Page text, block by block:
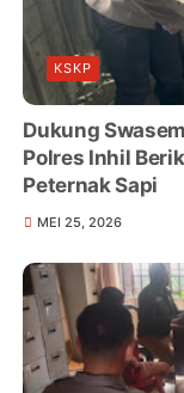
KSKP
Dukung
Polres Inhil
Peternak Sapi
MEI 25, 2026